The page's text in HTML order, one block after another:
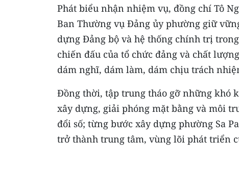
Phát biểu nhận nhiệm vụ, đồng chí Tô
Ban Thường vụ Đảng ủy phường giữ
dựng Đảng bộ và hệ thống chính trị
chiến đấu của tổ chức đảng và chất
dám nghĩ, dám làm, dám chịu trách
Đồng thời, tập trung tháo gỡ những khó
xây dựng, giải phóng mặt bằng và môi
đổi số; từng bước xây dựng phường Sa
trở thành trung tâm, vùng lõi phát triển